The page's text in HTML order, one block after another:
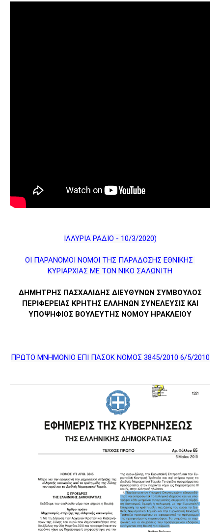
ΙΛΛΥΡΙΑ ΡΑΔΙΟ - 10/3/2020)
ΟΙ ΠΑΡΑΝΟΜΟΙ ΝΟΜΟΙ ΤΗΣ ΠΑΡΑΔΟΣΗΣ ΕΘΝΙΚΗΣ
ΚΥΡΙΑΡΧΙΑΣ ΜΕ ΤΟΝ ΝΙΚΟ ΣΑΛΩΝΙΤΗ
ΔΗΜΗΤΡΗΣ ΠΑΣΧΑΛΙΔΗΣ ΔΙΕΥΘΥΝΩΝ ΣΥΜΒΟΥΛΟΣ
ΠΕΡΙΦΕΡΕΙΑΣ ΚΡΗΤΗΣ ΕΛΛΗΝΩΝ ΣΥΝΕΛΕΥΣΙΣ ΚΑΙ
ΥΠΟΨΗΦΙΟΣ ΒΟΥΛΕΥΤΗΣ ΝΟΜΟΥ ΗΡΑΚΛΕΙΟΥ
ΠΡΩΤΟ ΜΝΗΜΟΝΙΟ ΕΠΙ ΠΑΣΟΚ ΝΟΜΟΣ 3845/2010 6/5/2010